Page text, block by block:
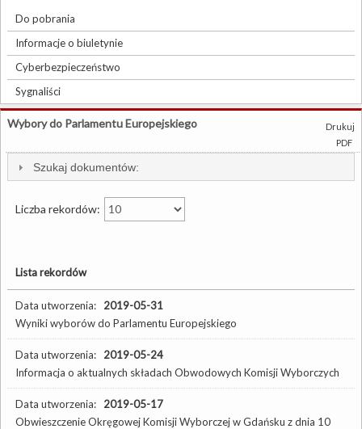
Do pobrania
Informacje o biuletynie
Cyberbezpieczeństwo
Sygnaliści
Drukuj
PDF
Wybory do Parlamentu Europejskiego
Szukaj dokumentów:
Liczba rekordów:
Lista rekordów
Data utworzenia: 2019-05-31
Wyniki wyborów do Parlamentu Europejskiego
Data utworzenia: 2019-05-24
Informacja o aktualnych składach Obwodowych Komisji Wyborczych
Data utworzenia: 2019-05-17
Obwieszczenie Okręgowej Komisji Wyborczej w Gdańsku z dnia 10